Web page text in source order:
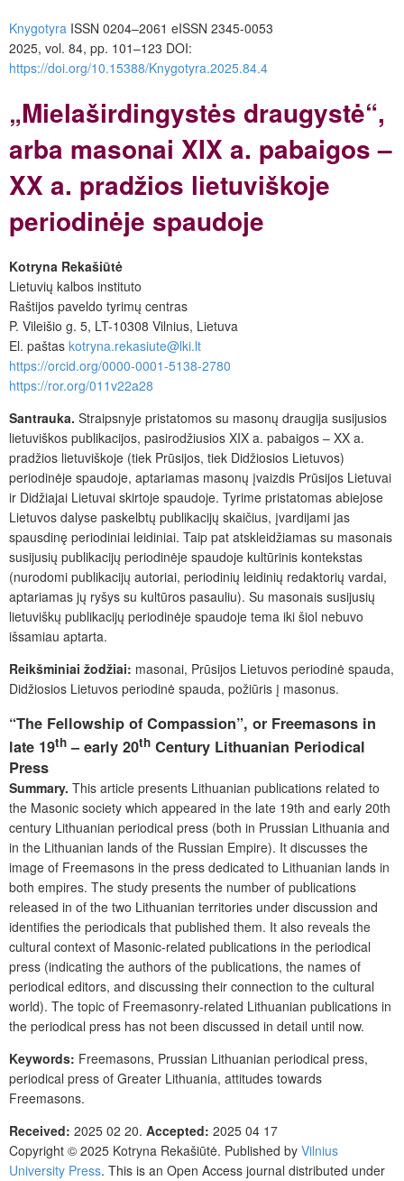
Knygotyra ISSN 0204–2061 eISSN 2345-0053
2025, vol. 84, pp. 101–123 DOI:
https://doi.org/10.15388/Knygotyra.2025.84.4
„Mielaširdingystės draugystė“,
arba masonai XIX a. pabaigos –
XX a. pradžios lietuviškoje
periodinėje spaudoje
Kotryna Rekašiūtė
Lietuvių kalbos instituto
Raštijos paveldo tyrimų centras
P. Vileišio g. 5, LT-10308 Vilnius, Lietuva
El. paštas kotryna.rekasiute@lki.lt
https://orcid.org/0000-0001-5138-2780
https://ror.org/011v22a28
Santrauka. Straipsnyje pristatomos su masonų draugija susijusios
lietuviškos publikacijos, pasirodžiusios XIX a. pabaigos – XX a.
pradžios lietuviškoje (tiek Prūsijos, tiek Didžiosios Lietuvos)
periodinėje spaudoje, aptariamas masonų įvaizdis Prūsijos Lietuvai
ir Didžiajai Lietuvai skirtoje spaudoje. Tyrime pristatomas abiejose
Lietuvos dalyse paskelbtų publikacijų skaičius, įvardijami jas
spausdinę periodiniai leidiniai. Taip pat atskleidžiamas su masonais
susijusių publikacijų periodinėje spaudoje kultūrinis kontekstas
(nurodomi publikacijų autoriai, periodinių leidinių redaktorių vardai,
aptariamas jų ryšys su kultūros pasauliu). Su masonais susijusių
lietuviškų publikacijų periodinėje spaudoje tema iki šiol nebuvo
išsamiau aptarta.
Reikšminiai žodžiai: masonai, Prūsijos Lietuvos periodinė spauda,
Didžiosios Lietuvos periodinė spauda, požiūris į masonus.
“The Fellowship of Compassion”, or Freemasons in
late 19th – early 20th Century Lithuanian Periodical
Press
Summary. This article presents Lithuanian publications related to
the Masonic society which appeared in the late 19th and early 20th
century Lithuanian perio­dical press (both in Prussian Lithuania and
in the Lithuanian lands of the Russian Empire). It discusses the
image of Freemasons in the press dedicated to Lithuanian lands in
both empires. The study presents the number of publications
released in of the two Lithuanian territories under discussion and
identifies the periodicals that published them. It also reveals the
cultural context of Masonic-related publications in the periodical
press (indicating the authors of the publications, the names of
periodical editors, and discussing their connection to the cultural
world). The topic of Freemasonry-related Lithuanian publications in
the periodical press has not been discussed in detail until now.
Keywords: Freemasons, Prussian Lithuanian periodical press,
periodical press of Greater Lithuania, attitudes towards
Freemasons.
Received: 2025 02 20. Accepted: 2025 04 17
Copyright © 2025 Kotryna Rekašiūtė. Published by Vilnius
University Press. This is an Open Access journal distributed under